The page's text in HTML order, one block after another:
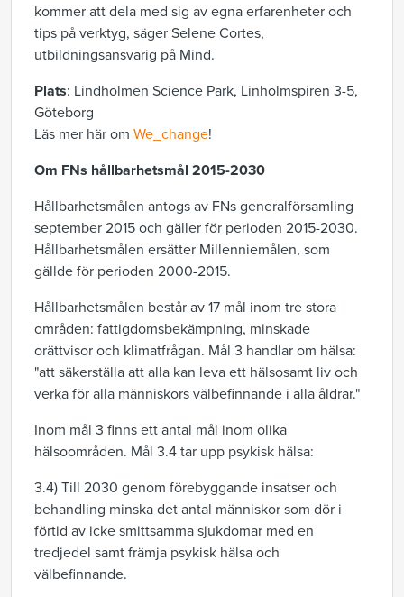
kommer att dela med sig av egna erfarenheter och
tips på verktyg, säger Selene Cortes,
utbildningsansvarig på Mind.
Plats: Lindholmen Science Park, Linholmspiren 3-5,
Göteborg
Läs mer här om We_change!
Om FNs hållbarhetsmål 2015-2030
Hållbarhetsmålen antogs av FNs generalförsamling
september 2015 och gäller för perioden 2015-2030.
Hållbarhetsmålen ersätter Millenniemålen, som
gällde för perioden 2000-2015.
Hållbarhetsmålen består av 17 mål inom tre stora
områden: fattigdomsbekämpning, minskade
orättvisor och klimatfrågan. Mål 3 handlar om hälsa:
"att säkerställa att alla kan leva ett hälsosamt liv och
verka för alla människors välbefinnande i alla åldrar."
Inom mål 3 finns ett antal mål inom olika
hälsoområden. Mål 3.4 tar upp psykisk hälsa:
3.4) Till 2030 genom förebyggande insatser och
behandling minska det antal människor som dör i
förtid av icke smittsamma sjukdomar med en
tredjedel samt främja psykisk hälsa och
välbefinnande.